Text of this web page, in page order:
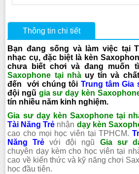
Thông tin chi tiết
Bạn đang sống và làm việc tại
nhạc cụ, đặc biệt là kèn
chưa biết chơi và đang muốn
Saxophone tại nhàuy tín và
đến với chúng tôi Trung tâm Gia
đội ngũ gia sư dạy kèn
tín nhiều năm kinh nghiệm.
Gia sư dạy kèn Saxophone tại
Tài Năng Trẻ nhận dạy kèn
cao cho mọi học viên tại TPHCM.
Năng Trẻ với đội ngũ Gia sư
chuyên dạy kèm cho học viên tại
cao về kiến thức và kỹ năng chơi
học đầu tiên.